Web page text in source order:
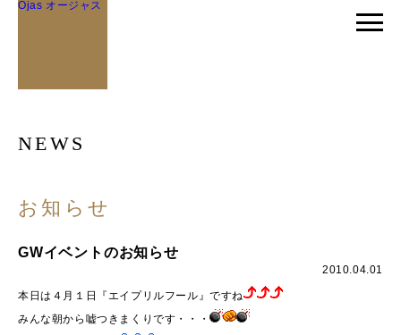
Ojas オージャス
NEWS
お知らせ
GWイベントのお知らせ
2010.04.01
本日は４月１日『エイプリルフール』ですね
みんな朝から嘘つきまくりです・・・